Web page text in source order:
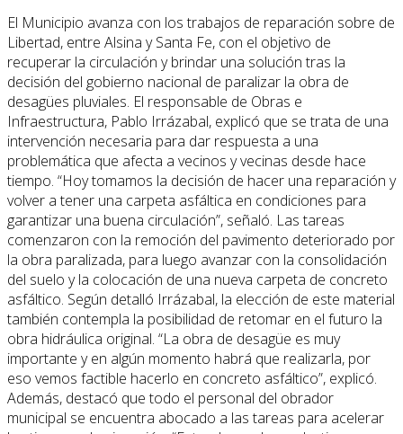
El Municipio avanza con los trabajos de reparación sobre de
Libertad, entre Alsina y Santa Fe, con el objetivo de
recuperar la circulación y brindar una solución tras la
decisión del gobierno nacional de paralizar la obra de
desagües pluviales. El responsable de Obras e
Infraestructura, Pablo Irrázabal, explicó que se trata de una
intervención necesaria para dar respuesta a una
problemática que afecta a vecinos y vecinas desde hace
tiempo. “Hoy tomamos la decisión de hacer una reparación y
volver a tener una carpeta asfáltica en condiciones para
garantizar una buena circulación”, señaló. Las tareas
comenzaron con la remoción del pavimento deteriorado por
la obra paralizada, para luego avanzar con la consolidación
del suelo y la colocación de una nueva carpeta de concreto
asfáltico. Según detalló Irrázabal, la elección de este material
también contempla la posibilidad de retomar en el futuro la
obra hidráulica original. “La obra de desagüe es muy
importante y en algún momento habrá que realizarla, por
eso vemos factible hacerlo en concreto asfáltico”, explicó.
Además, destacó que todo el personal del obrador
municipal se encuentra abocado a las tareas para acelerar